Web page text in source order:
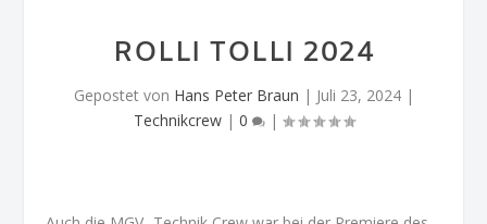
ROLLI TOLLI 2024
Gepostet von Hans Peter Braun | Juli 23, 2024|
Technikcrew| 0 |